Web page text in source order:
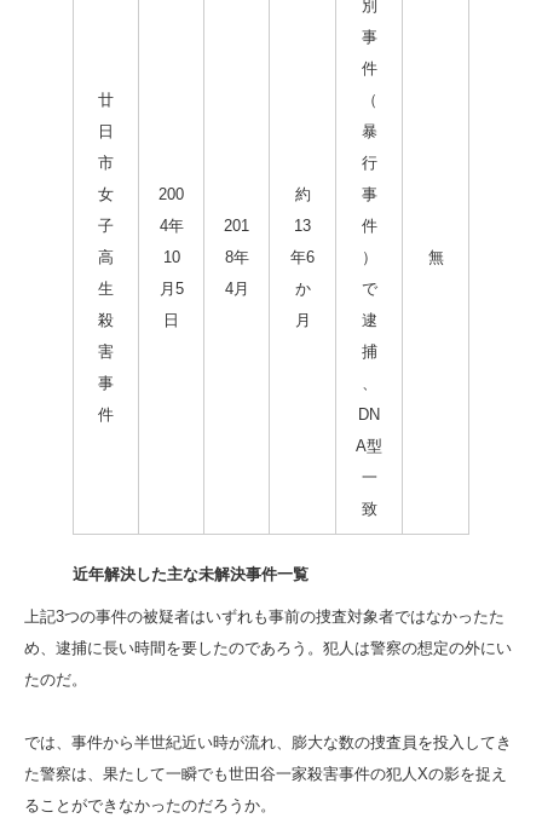
廿
日
市
女
子
高
生
殺
害
事
件
200
4年
10
月5
日
201
8年
4月
約
13
年6
か
月
別
事
件
（
暴
行
事
件
）
で
逮
捕
DN
A型
一
致
無
近年解決した主な未解決事件一覧
上記3つの事件の被疑者はいずれも事前の捜査対象者ではなかったた
め、逮捕に長い時間を要したのであろう。犯人は警察の想定の外にい
たのだ。
では、事件から半世紀近い時が流れ、膨大な数の捜査員を投入してき
た警察は、果たして一瞬でも世田谷一家殺害事件の犯人Xの影を捉え
ることができなかったのだろうか。